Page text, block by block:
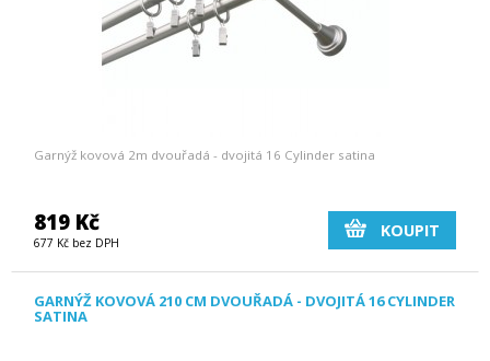
Garnýž kovová 2m dvouřadá - dvojitá 16 Cylinder satina
819 Kč
677 Kč bez DPH
KOUPIT
GARNÝŽ KOVOVÁ 210 CM DVOUŘADÁ - DVOJITÁ 16 CYLINDER
SATINA